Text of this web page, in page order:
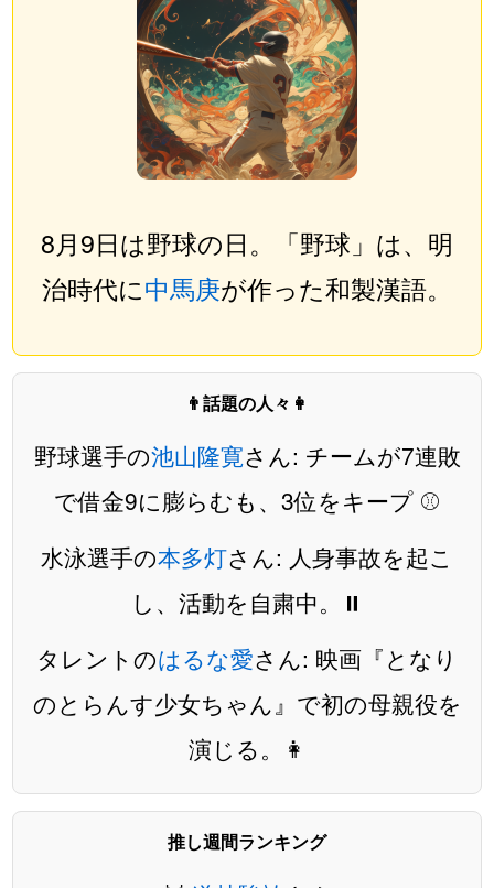
8月9日は野球の日。「野球」は、明
治時代に中馬庚が作った和製漢語。
👨話題の人々👩
野球選手の池山隆寛さん: チームが7連敗
で借金9に膨らむも、3位をキープ ⚾️
水泳選手の本多灯さん: 人身事故を起こ
し、活動を自粛中。⏸️
タレントのはるな愛さん: 映画『となり
のとらんす少女ちゃん』で初の母親役を
演じる。👩
推し週間ランキング